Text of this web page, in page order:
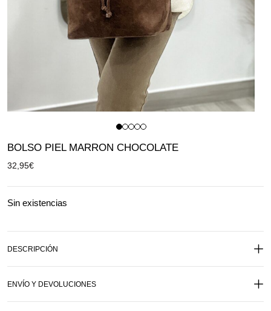
BOLSO PIEL MARRON CHOCOLATE
32,95€
Sin existencias
DESCRIPCIÓN
ENVÍO Y DEVOLUCIONES